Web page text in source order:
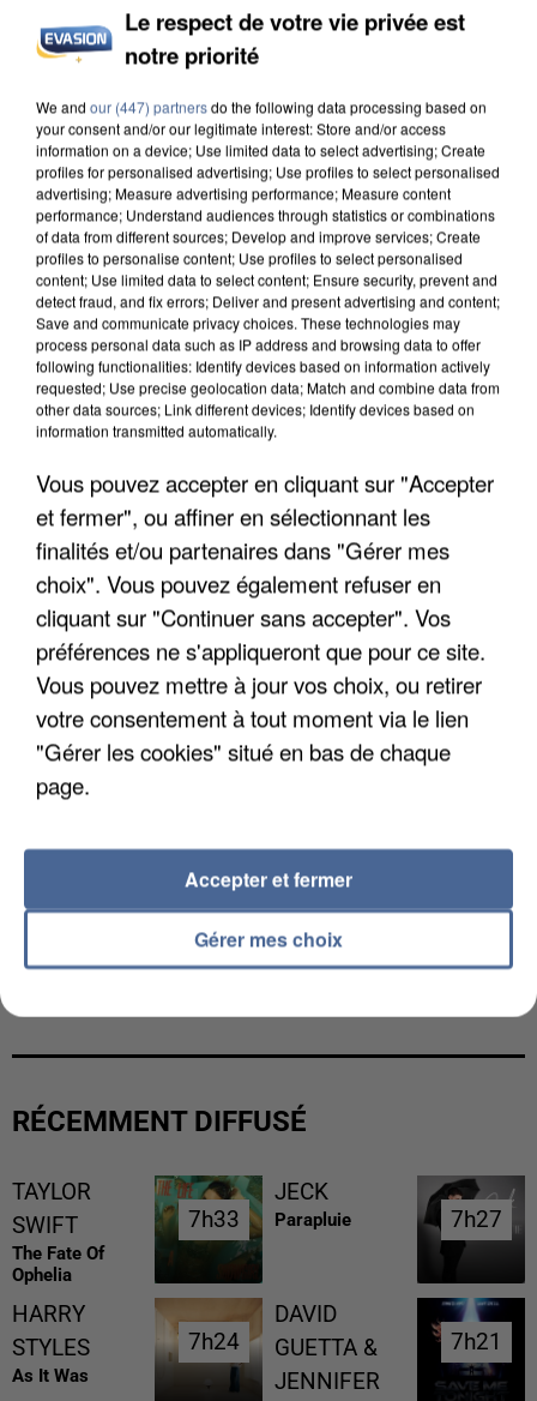
INCENDIES : L’ÎLE-DE-FRANCE LANCE UN ÉLAN
DE SOLIDARITÉ AVEC LES...
APRÈS TOUTES CES CANICULES, LES REFUGES
DE FAUNE SAUVAGE SONT...
L’UN DES FONDATEURS SUPPOSÉS DE LA DZ
RÉCEMMENT DIFFUSÉ
TAYLOR
SWIFT
The Fate Of
Ophelia
7h33
7h33
JECK
Parapluie 7h27
7h27
HARRY
STYLES
As It Was
7h24
7h24
DAVID
GUETTA &
JENNIFER
7h21
7h21
Le respect de votre vie privée est
notre priorité
We and our (447) partnersdo the following data processing based on
your consent and/or our legitimate interest: Store and/or access
information on a device; Use limited data to select advertising; Create
profiles for personalised advertising; Use profiles to select personalised
advertising; Measure advertising performance; Measure content
performance; Understand audiences through statistics or combinations
of data from different sources; Develop and improve services; Create
profiles to personalise content; Use profiles to select personalised
content; Use limited data to select content; Ensure security, prevent and
detect fraud, and fix errors; Deliver and present advertising and content;
Save and communicate privacy choices. These technologies may
process personal data such as IP address and browsing data to offer
following functionalities: Identify devices based on information actively
requested; Use precise geolocation data; Match and combine data from
other data sources; Link different devices; Identify devices based on
information transmitted automatically.
Vous pouvez accepter en cliquant sur "Accepter
et fermer", ou affiner en sélectionnant les
finalités et/ou partenaires dans "Gérer mes
choix". Vous pouvez également refuser en
cliquant sur "Continuer sans accepter". Vos
préférences ne s'appliqueront que pour ce site.
Vous pouvez mettre à jour vos choix, ou retirer
votre consentement à tout moment via le lien
"Gérer les cookies" situé en bas de chaque
page.
Gérer mes choix
Accepter et fermer